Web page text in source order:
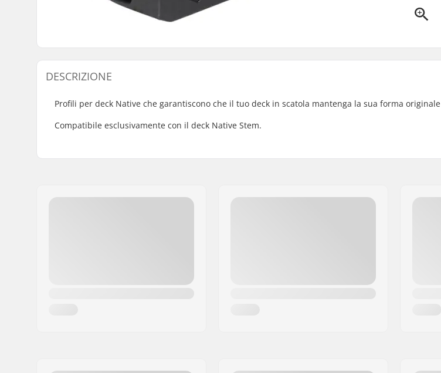
DESCRIZIONE
Profili per deck Native che garantiscono che il tuo deck in scatola mantenga la sua forma originale
Compatibile esclusivamente con il deck Native Stem.